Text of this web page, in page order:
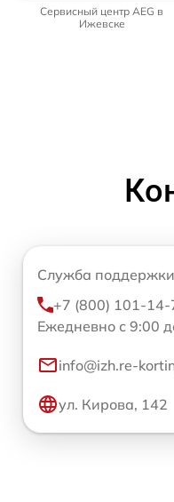
Сервисный центр AEG в
Ижевске
Служба поддержки
+7 (800) 101-14-
Ежедневно с 9:00
info@izh.re-
ул. Кирова, 142